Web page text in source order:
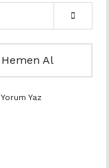
Hemen Al
Yorum Yaz